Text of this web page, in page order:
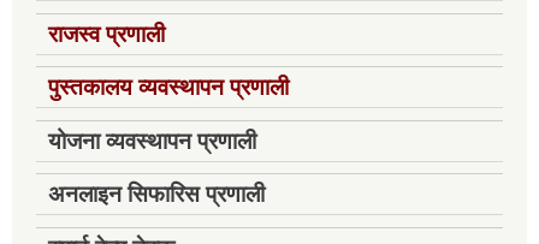
राजस्व प्रणाली
पुस्तकालय व्यवस्थापन प्रणाली
योजना व्यवस्थापन प्रणाली
अनलाइन सिफारिस प्रणाली